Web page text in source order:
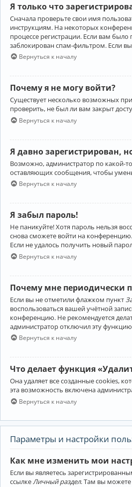
Я только что
Сначала проверьте свои имя
инструкциям. На некоторых
процессе регистрации. Если вам
заблокирован спам-фильтром. Если
Вернуться к началу
Почему я не могу войти?
Существует несколько возможных
проверить, не был ли вам закрыт
Вернуться к началу
Я давно зарегистрирован,
Возможно, администратор по какой-
оставляющих сообщения, чтобы
Вернуться к началу
Я забыл пароль!
Не паникуйте! Хотя пароль нельзя
снова сможете войти на конференцию.
Если не удалось получить новый
Вернуться к началу
Почему мне периодически
Если вы не отметили флажком пункт
воспользоваться вашей учётной
конференцию. Не рекомендуется
администратор отключил эту
Вернуться к началу
Что делает функция
Она удаляет все созданные cookies,
эта возможность включена
Вернуться к началу
Параметры и настройки
Как мне изменить мои
Если вы являетесь
ссылкеЛичный раздел. Там вы можете